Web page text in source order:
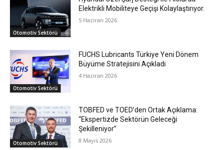
Otomotiv Sektörü
Elektrikli Mobiliteye Geçişi Kolaylaştırıyor.
5 Haziran 2026
Otomotiv Sektörü
FUCHS Lubricants Türkiye Yeni Dönem
Büyüme Stratejisini Açıkladı
4 Haziran 2026
Otomotiv Sektörü
TOBFED ve TOED’den Ortak Açıklama:
“Ekspertizde Sektörün Geleceği
Şekilleniyor”
8 Mayıs 2026